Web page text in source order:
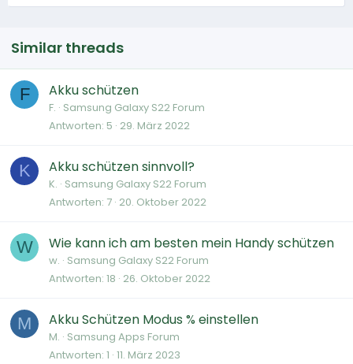
Similar threads
F Akku schützen
F. Samsung Galaxy S22 Forum
Antworten 5 29. März 2022
K Akku schützen sinnvoll?
K. Samsung Galaxy S22 Forum
Antworten 7 20. Oktober 2022
W Wie kann ich am besten mein Handy schützen
w. Samsung Galaxy S22 Forum
Antworten 18 26. Oktober 2022
M Akku Schützen Modus % einstellen
M. Samsung Apps Forum
Antworten 1 11. März 2023